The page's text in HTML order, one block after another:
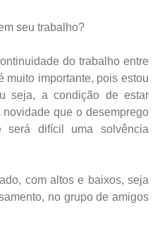
seu trabalho?
do trabalho entre
muito importante, pois estou
seja, a condição de estar
que o desemprego
será difícil uma solvência
com altos e baixos, seja
no grupo de amigos